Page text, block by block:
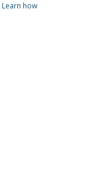
Learn how